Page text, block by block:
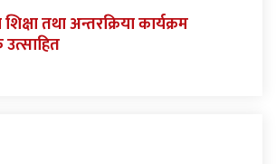
तथा अन्तरक्रिया कार्यक्रम